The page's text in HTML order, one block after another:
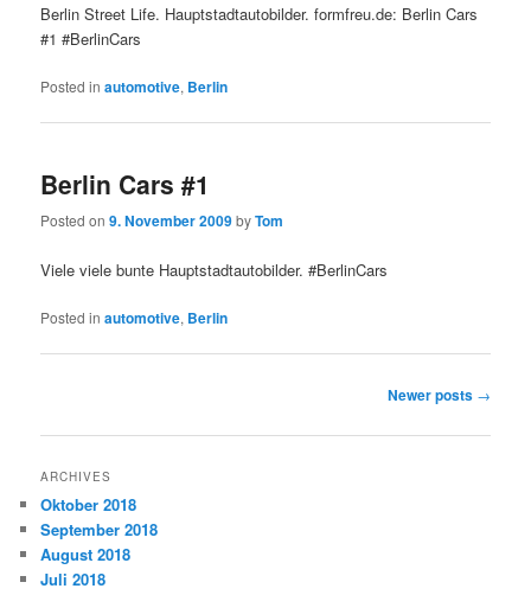
Berlin Street Life. Hauptstadtautobilder. formfreu.de: Berlin Cars
#1 #BerlinCars
Posted in automotive, Berlin
Berlin Cars #1
Posted on9. November 2009byTom
Viele viele bunte Hauptstadtautobilder. #BerlinCars
Posted in automotive, Berlin
Newer posts →
ARCHIVES
Oktober 2018
September 2018
August 2018
Juli 2018